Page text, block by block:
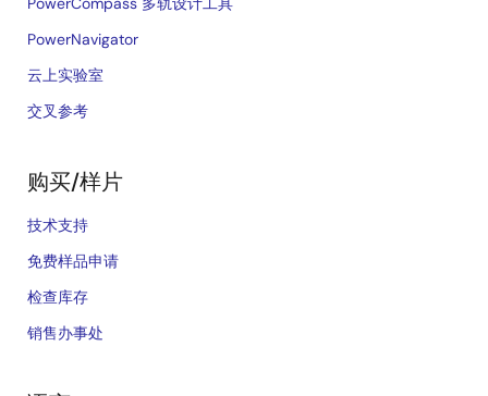
PowerNavigator
云上实验室
交叉参考
购买/样片
技术支持
免费样品申请
检查库存
销售办事处